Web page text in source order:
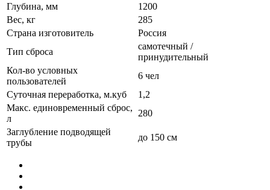
Глубина, мм
1200
Вес, кг
285
Страна изготовитель
Россия
Тип сброса
самотечный /
принудительный
Кол-во условных
пользователей
6 чел
Суточная переработка, м.куб
1,2
Макс. единовременный сброс,
л
280
Заглубление подводящей
трубы
до 150 см